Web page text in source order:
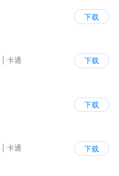
下载
卡通
下载
下载
卡通
下载